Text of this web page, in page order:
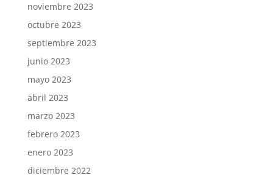
noviembre 2023
octubre 2023
septiembre 2023
junio 2023
mayo 2023
abril 2023
marzo 2023
febrero 2023
enero 2023
diciembre 2022